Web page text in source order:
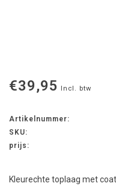
€39,95 Incl. btw
Artikelnummer:
SKU:
prijs:
Kleurechte toplaag met